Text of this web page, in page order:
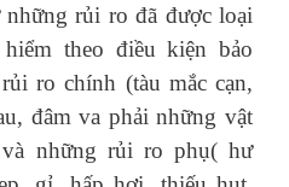
những rủi ro đã được loại
theo điều kiện bảo
ro chính (tàu mắc cạn,
đâm va phải những vật
những rủi ro phụ( hư